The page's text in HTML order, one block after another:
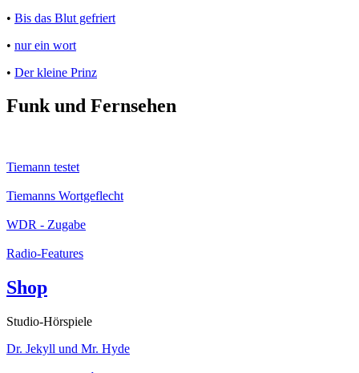
• Bis das Blut gefriert
• nur ein wort
• Der kleine Prinz
Funk und Fernsehen
Tiemann testet
Tiemanns Wortgeflecht
WDR - Zugabe
Radio-Features
Shop
Studio-Hörspiele
Dr. Jekyll und Mr. Hyde